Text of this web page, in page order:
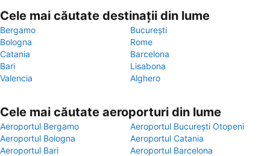
Cele mai căutate destinații din lume
Bergamo
București
Bologna
Rome
Catania
Barcelona
Bari
Lisabona
Valencia
Alghero
Cele mai căutate aeroporturi din lume
Aeroportul Bergamo
Aeroportul București Otopeni
Aeroportul Bologna
Aeroportul Catania
Aeroportul Bari
Aeroportul Barcelona